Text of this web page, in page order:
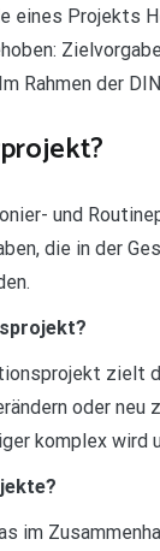
eines Projekts
Rahmen der
und
die in der
zielt
oder
komplex wird
im